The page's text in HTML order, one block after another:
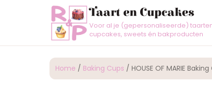
Taart en Cupcakes
Voor al je (gepersonaliseerde)
cupcakes, sweets én bakproducten
Home / Baking Cups / HOUSE OF MARIE